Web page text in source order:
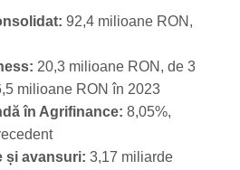
92,4 milioane RON,
20,3 milioane RON, de 3
milioane RON în 2023
în Agrifinance: 8,05%,
și avansuri: 3,17 miliarde